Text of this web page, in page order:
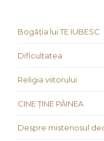
Bogăția lui TE IUBESC
Dificultatea
Religia viitorului
CINE ȚINE PÂINEA
Despre misteriosul